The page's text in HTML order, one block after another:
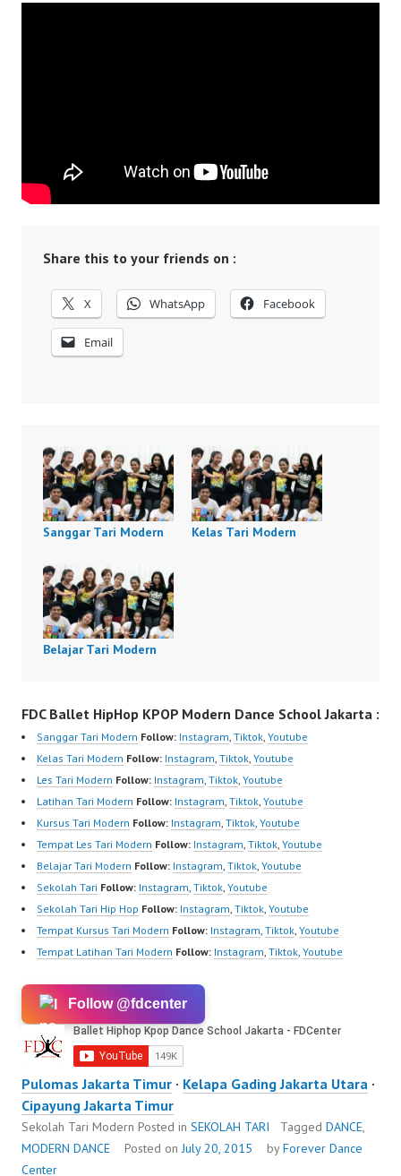
Share this to your friends on :
X WhatsApp Facebook
Email
Sanggar Tari Modern Kelas Tari Modern
Belajar Tari Modern
FDC Ballet HipHop KPOP Modern Dance School Jakarta :
Sanggar Tari Modern Follow: Instagram, Tiktok, Youtube
Kelas Tari Modern Follow: Instagram, Tiktok, Youtube
Les Tari Modern Follow: Instagram, Tiktok, Youtube
Latihan Tari Modern Follow: Instagram, Tiktok, Youtube
Kursus Tari Modern Follow: Instagram, Tiktok, Youtube
Tempat Les Tari Modern Follow: Instagram, Tiktok, Youtube
Belajar Tari Modern Follow: Instagram, Tiktok, Youtube
Sekolah Tari Follow: Instagram, Tiktok, Youtube
Sekolah Tari Hip Hop Follow: Instagram, Tiktok, Youtube
Tempat Kursus Tari Modern Follow: Instagram, Tiktok, Youtube
Tempat Latihan Tari Modern Follow: Instagram, Tiktok, Youtube
Follow @fdcenter
Pulomas Jakarta Timur · Kelapa Gading Jakarta Utara ·
Cipayung Jakarta Timur
Sekolah Tari Modern Posted in SEKOLAH TARI Tagged DANCE,
MODERN DANCE
Posted onJuly 20, 2015 byForever Dance
Center